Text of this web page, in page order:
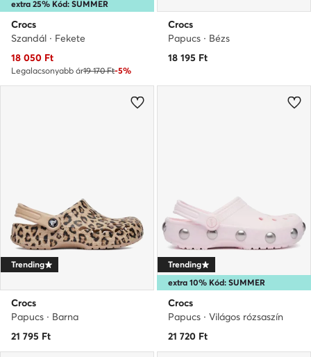
extra 25% Kód: SUMMER
Crocs
Szandál · Fekete
Aktuális ár
18 050 Ft
Legalacsonyabb ár19 170 Ft-5%
Crocs
Papucs · Bézs
18 195 Ft
Trending
Crocs
Papucs · Barna
21 795 Ft
extra 10% Kód: SUMMER
Trending
Crocs
Papucs · Világos rózsaszín
21 720 Ft